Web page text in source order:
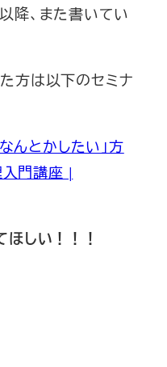
降、また書いてい
方は以下のセミナ
んとかしたい」方
門講座 |
ほしい！！！